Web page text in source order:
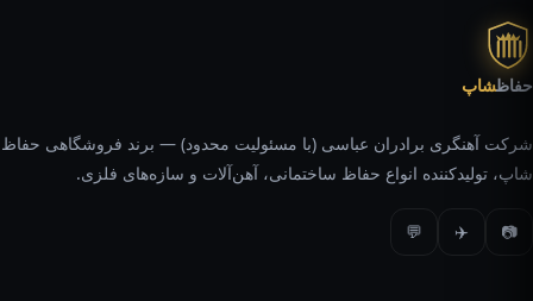
حفاظشاپ
شرکت آهنگری برادران عباسی (با مسئولیت محدود) — برند فروشگاهی حفاظ
شاپ، تولیدکننده انواع حفاظ ساختمانی، آهن‌آلات و سازه‌های فلزی.
📷
✈️
💬